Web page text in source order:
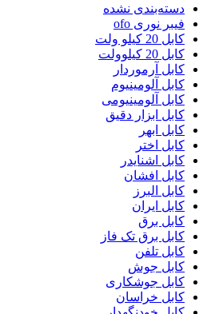
دسته‌بندی نشده
فیبر نوری ofo
کابل 20 کیلو ولت
کابل 20 کیلوولت
کابل آرموردار
کابل آلومینیوم
کابل آلومینیومی
کابل ابزار دقیق
کابل ابهر
کابل اختر
کابل اشنایدر
کابل افشان
کابل البرز
کابل ایران
کابل برق
کابل برق تک فاز
کابل تلفن
کابل جوش
کابل جوشکاری
کابل خراسان